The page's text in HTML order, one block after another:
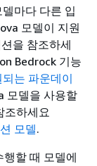
마다 다른 입
모델이 지원
을 참조하세
Bedrock 기능
는 파운데이
모델을 사용할
조하세요
모델.
할 때 모델에